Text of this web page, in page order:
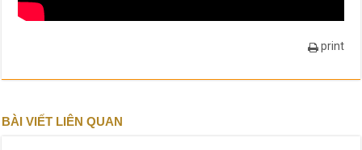
print
BÀI VIẾT LIÊN QUAN